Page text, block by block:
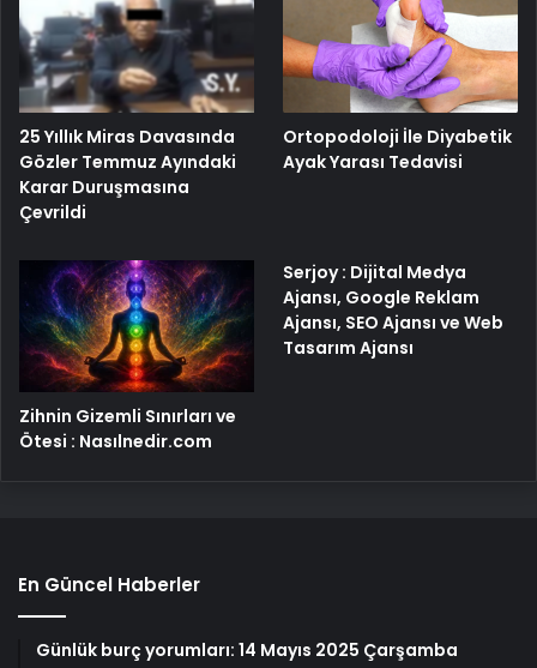
25 Yıllık Miras Davasında
Gözler Temmuz Ayındaki
Karar Duruşmasına
Çevrildi
Ortopodoloji İle Diyabetik
Ayak Yarası Tedavisi
Zihnin Gizemli Sınırları ve
Ötesi : Nasılnedir.com
Serjoy : Dijital Medya
Ajansı, Google Reklam
Ajansı, SEO Ajansı ve Web
Tasarım Ajansı
En Güncel Haberler
Günlük burç yorumları: 14 Mayıs 2025 Çarşamba